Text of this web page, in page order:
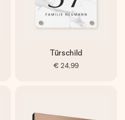
Türschild
€ 24,99